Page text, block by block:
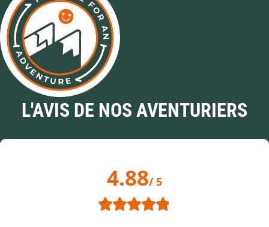
L'AVIS DE NOS AVENTURIERS
4.88/ 5